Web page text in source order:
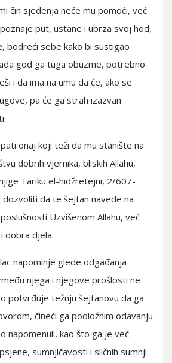
čin sjedenja neće mu pomoći, već
put, ustane i ubrza svoj hod,
bodreći sebe kako bi sustigao
god ga tuga obuzme, potrebno
i da ima na umu da će, ako se
pa će ga strah izazvan
onaj koji teži da mu stanište na
dobrih vjernika, bliskih Allahu,
Tariku el-hidžretejni, 2/607-
da te šejtan navede na
Uzvišenom Allahu, već
dobra djela.
napominje glede odgađanja
njega i njegove prošlosti ne
potvrđuje težnju šejtanovu da ga
čineći ga podložnim odavanju
napomenuli, kao što ga je već
sumnjičavosti i sličnih sumnji.